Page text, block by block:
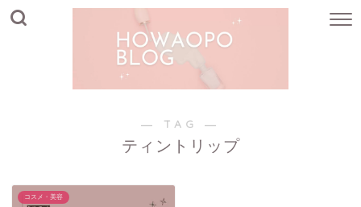
― TAG ―
ティントリップ
コスメ・美容